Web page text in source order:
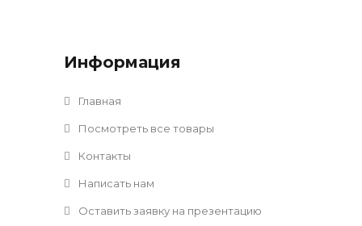
Информация
Главная
Посмотреть все товары
Контакты
Написать нам
Оставить заявку на презентацию